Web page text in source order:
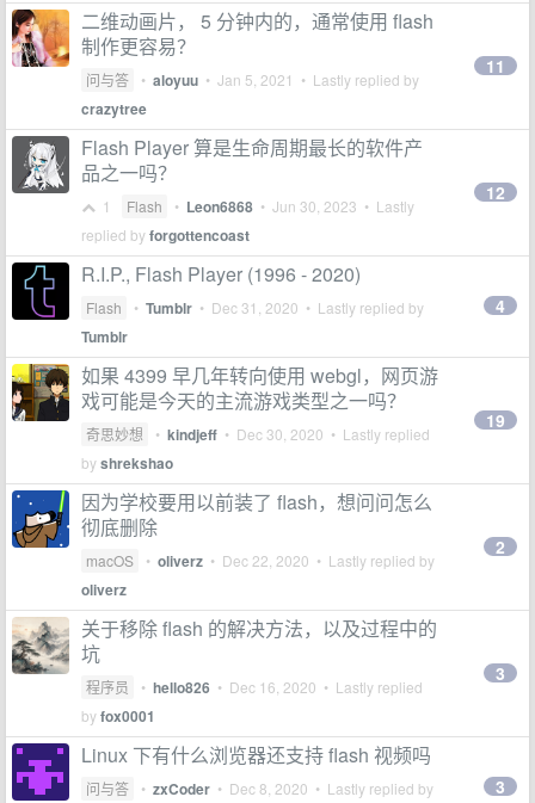
二维动画片， 5 分钟内的，通常使用 flash
制作更容易？
问与答 • aloyuu • Jan 5, 2021 • Lastly replied by
crazytree
11
Flash Player 算是生命周期最长的软件产
品之一吗？
1 Flash • Leon6868 • Jun 30, 2023 • Lastly
replied byforgottencoast
12
R.I.P., Flash Player (1996 - 2020)
Flash • Tumblr • Dec 31, 2020 • Lastly replied by
Tumblr
4
如果 4399 早几年转向使用 webgl，网页游
戏可能是今天的主流游戏类型之一吗？
奇思妙想 • kindjeff • Dec 30, 2020 • Lastly replied
byshrekshao
19
因为学校要用以前装了 flash，想问问怎么
彻底删除
macOS • oliverz • Dec 22, 2020 • Lastly replied by
oliverz
2
关于移除 flash 的解决方法，以及过程中的
坑
程序员 • hello826 • Dec 16, 2020 • Lastly replied
byfox0001
3
Linux 下有什么浏览器还支持 flash 视频吗
问与答 • zxCoder • Dec 8, 2020 • Lastly replied by 3